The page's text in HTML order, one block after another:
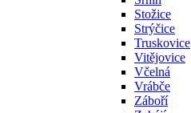
Stožice
Strýčice
Truskovice
Vitějovice
Včelná
Vrábče
Záboří